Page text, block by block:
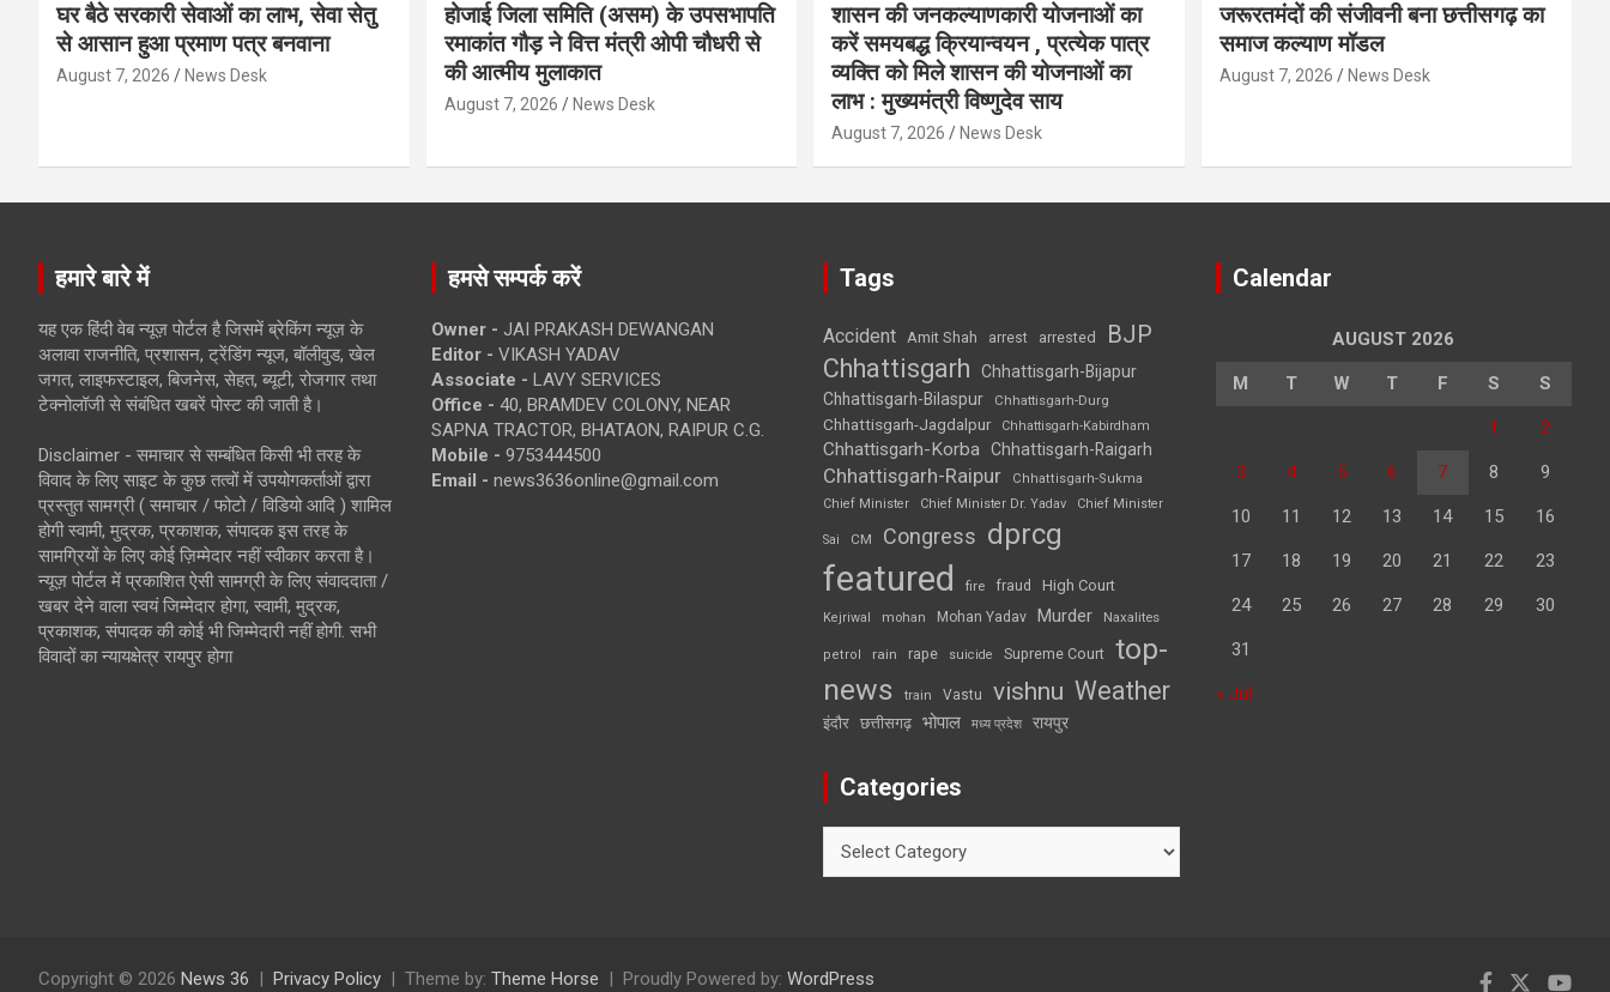
घर बैठे सरकारी सेवाओं का लाभ, सेवा सेतु
से आसान हुआ प्रमाण पत्र बनवाना
August 7, 2026 News Desk
होजाई जिला समिति (असम) के उपसभापति
रमाकांत गौड़ ने वित्त मंत्री ओपी चौधरी से
की आत्मीय मुलाकात
August 7, 2026 News Desk
शासन की जनकल्याणकारी योजनाओं का
करें समयबद्ध क्रियान्वयन , प्रत्येक पात्र
व्यक्ति को मिले शासन की योजनाओं का
लाभ : मुख्यमंत्री विष्णुदेव साय
August 7, 2026 News Desk
जरूरतमंदों की संजीवनी बना छत्तीसगढ़ का
समाज कल्याण मॉडल
August 7, 2026 News Desk
हमारे बारे में
यह एक हिंदी वेब न्यूज़ पोर्टल है जिसमें ब्रेकिंग न्यूज़ के
अलावा राजनीति, प्रशासन, ट्रेंडिंग न्यूज, बॉलीवुड, खेल
जगत, लाइफस्टाइल, बिजनेस, सेहत, ब्यूटी, रोजगार तथा
टेक्नोलॉजी से संबंधित खबरें पोस्ट की जाती है।
Disclaimer - समाचार से सम्बंधित किसी भी तरह के
विवाद के लिए साइट के कुछ तत्वों में उपयोगकर्ताओं द्वारा
प्रस्तुत सामग्री ( समाचार / फोटो / विडियो आदि ) शामिल
होगी स्वामी, मुद्रक, प्रकाशक, संपादक इस तरह के
सामग्रियों के लिए कोई ज़िम्मेदार नहीं स्वीकार करता है।
न्यूज़ पोर्टल में प्रकाशित ऐसी सामग्री के लिए संवाददाता /
खबर देने वाला स्वयं जिम्मेदार होगा, स्वामी, मुद्रक,
प्रकाशक, संपादक की कोई भी जिम्मेदारी नहीं होगी. सभी
विवादों का न्यायक्षेत्र रायपुर होगा
हमसे सम्पर्क करें
Owner - JAI PRAKASH DEWANGAN
Editor - VIKASH YADAV
Associate - LAVY SERVICES
Office - 40, BRAMDEV COLONY, NEAR
SAPNA TRACTOR, BHATAON, RAIPUR C.G.
Mobile - 9753444500
Email - news3636online@gmail.com
Tags
Accident Amit Shah arrest arrested BJP
Chhattisgarh
Chhattisgarh-Bijapur
Chhattisgarh-Bilaspur
Chhattisgarh-Durg
Chhattisgarh-Jagdalpur Chhattisgarh-Kabirdham
Chhattisgarh-Korba Chhattisgarh-Raigarh
Chhattisgarh-Raipur
Chhattisgarh-Sukma
Chief Minister
Chief Minister Dr. Yadav Chief Minister
Sai CM Congress dprcg
featured fire fraud High Court
Kejriwal mohan Mohan Yadav Murder Naxalites
petrol rain rape suicide Supreme Court top-
news
train Vastu vishnu Weather
इंदौर छत्तीसगढ़ भोपाल मध्य प्रदेश रायपुर
Categories
Calendar
AUGUST 2026
M T W T F S S
1 2
3 4 5 6 7 8 9
10 11 12 13 14 15 16
17 18 19 20 21 22 23
24 25 26 27 28 29 30
31
« Jul
Copyright © 2026 News 36 Privacy Policy Theme by: Theme Horse Proudly Powered by: WordPress